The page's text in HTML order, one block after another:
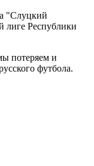
"Слуцкий
лиге Республики
потеряем и
футбола.